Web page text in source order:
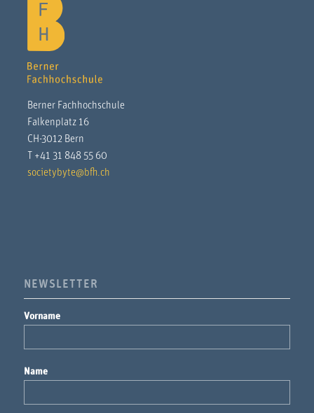
Berner Fachhochschule
Falkenplatz 16
CH-3012 Bern
T +41 31 848 55 60
societybyte@bfh.ch
NEWSLETTER
Vorname
Name